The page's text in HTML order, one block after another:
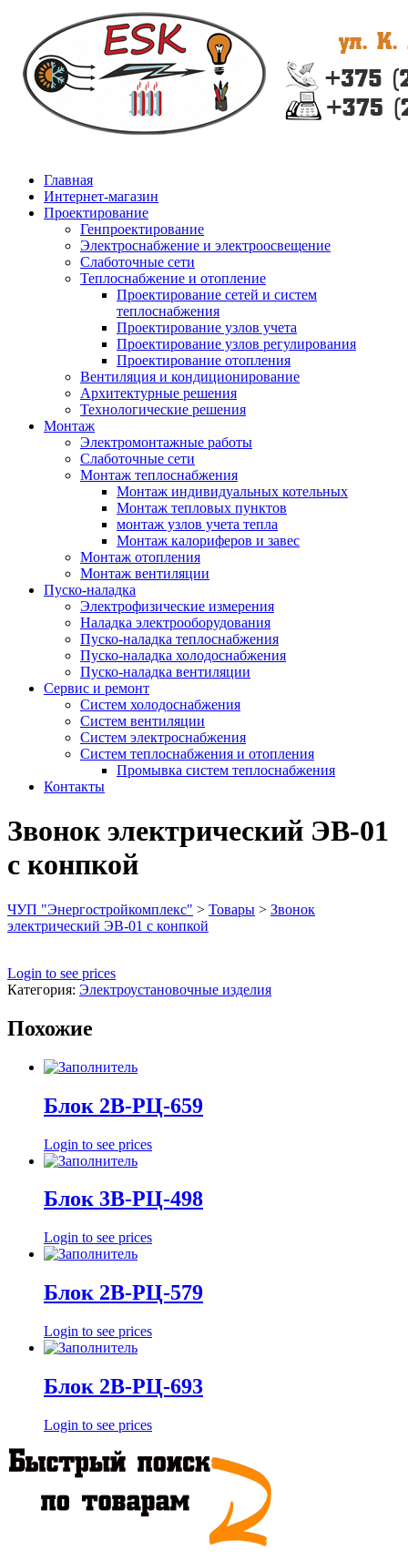
Главная
Интернет-магазин
Проектирование
Генпроектирование
Электроснабжение и электроосвещение
Слаботочные сети
Теплоснабжение и отопление
Проектирование сетей и систем
теплоснабжения
Проектирование узлов учета
Проектирование узлов регулирования
Проектирование отопления
Вентиляция и кондиционирование
Архитектурные решения
Технологические решения
Монтаж
Электромонтажные работы
Слаботочные сети
Монтаж теплоснабжения
Монтаж индивидуальных котельных
Монтаж тепловых пунктов
монтаж узлов учета тепла
Монтаж калориферов и завес
Монтаж отопления
Монтаж вентиляции
Пуско-наладка
Электрофизические измерения
Наладка электрооборудования
Пуско-наладка теплоснабжения
Пуско-наладка холодоснабжения
Пуско-наладка вентиляции
Сервис и ремонт
Систем холодоснабжения
Систем вентиляции
Систем электроснабжения
Систем теплоснабжения и отопления
Промывка систем теплоснабжения
Контакты
Звонок электрический ЭВ-01
с конпкой
ЧУП "Энергостройкомплекс" > Товары > Звонок
электрический ЭВ-01 с конпкой
Login to see prices
Категория: Электроустановочные изделия
Похожие
Блок 2В-РЦ-659
Login to see prices
Блок 3В-РЦ-498
Login to see prices
Блок 2В-РЦ-579
Login to see prices
Блок 2В-РЦ-693
Login to see prices